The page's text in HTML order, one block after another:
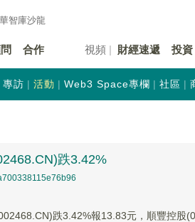
智庫沙龍
合作 視頻 財經速遞 投資
專訪 活動 Web3 Space專欄 社區
跌3.42%
跌3.42%報13.83元，順豐控股